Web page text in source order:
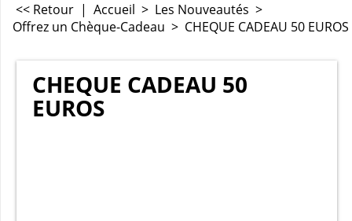
<< Retour | Accueil > Les Nouveautés >
Offrez un Chèque-Cadeau > CHEQUE CADEAU 50 EUROS
CHEQUE CADEAU 50
EUROS